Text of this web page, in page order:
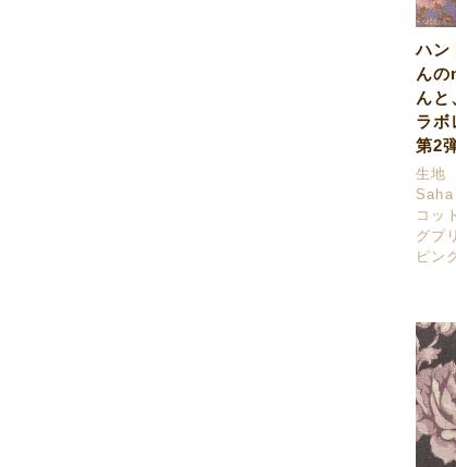
ハン
ん
んと
ラボ
第2
生地
コッ
グプ
ピン